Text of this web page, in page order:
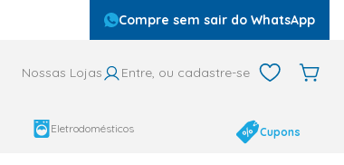
Compre sem sair do WhatsApp
Nossas Lojas Entre, ou cadastre-se
Eletrodomésticos Cupons